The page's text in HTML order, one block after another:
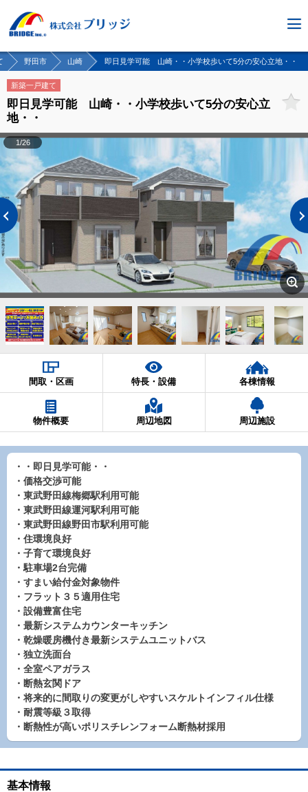
野田市 山崎 即日見学可能 山崎・・小学校歩いて5分の安心立地・・
新築一戸建て
即日見学可能 山崎・・小学校歩いて5分の安心立
地・・
1/26
間取・区画 特長・設備 各棟情報
物件概要 周辺地図 周辺施設
・・即日見学可能・・
・価格交渉可能
・東武野田線梅郷駅利用可能
・東武野田線運河駅利用可能
・東武野田線野田市駅利用可能
・住環境良好
・子育て環境良好
・駐車場2台完備
・すまい給付金対象物件
・フラット３５適用住宅
・設備豊富住宅
・最新システムカウンターキッチン
・乾燥暖房機付き最新システムユニットバス
・独立洗面台
・全室ペアガラス
・断熱玄関ドア
・将来的に間取りの変更がしやすいスケルトインフィル仕様
・耐震等級３取得
・断熱性が高いポリスチレンフォーム断熱材採用
基本情報